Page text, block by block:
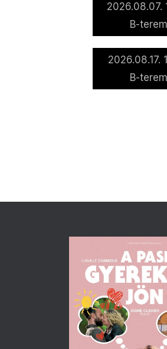
2026.08.07.
B-terem
2026.08.17.
B-terem